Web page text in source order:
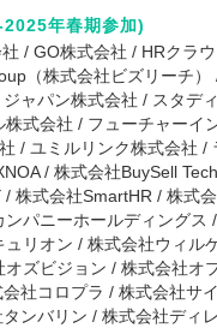
2025年春期参加)
/ GO株式会社 / HRクラ
（株式会社ビズリーチ
ャパン株式会社 / スタデ
株式会社 / フューチャー
/ ユミルリンク株式会社
/ 株式会社BuySell
株式会社SmartHR / 株式
パニーホールディング
リオン / 株式会社ウィ
ズビジョン / 株式会社
社コロプラ / 株式会社サ
ンバリン / 株式会社ディ